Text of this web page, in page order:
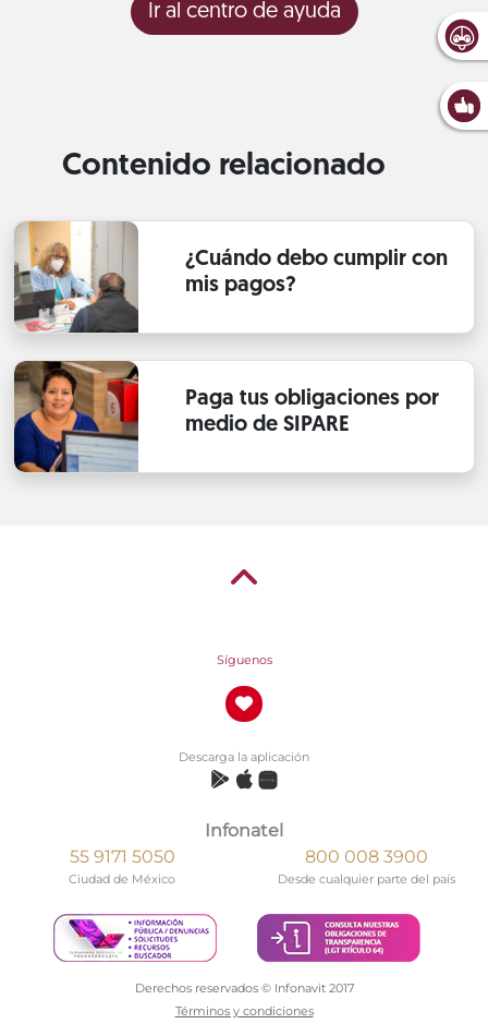
Ir al centro de ayuda
Contenido relacionado
¿Cuándo debo cumplir con
mis pagos?
Paga tus obligaciones por
medio de SIPARE
Síguenos
Descarga la aplicación
Infonatel
55 9171 5050
Ciudad de México
800 008 3900
Desde cualquier parte del país
Derechos reservados © Infonavit 2017
Términos y condiciones